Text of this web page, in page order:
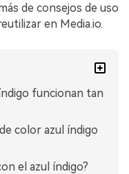
de consejos de uso
en Media.io.
funcionan tan
color azul índigo
el azul índigo?